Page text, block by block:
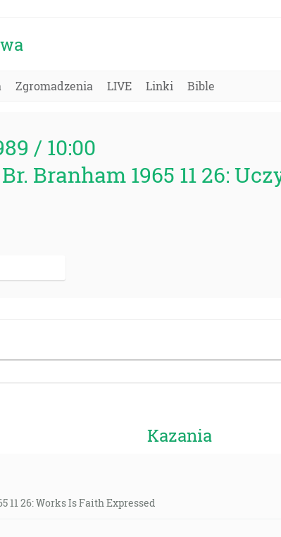
Zgromadzenia LIVE Linki Bible
/ 10:00
Branham 1965 11 26:
Kazania
11 26: Works Is Faith Expressed